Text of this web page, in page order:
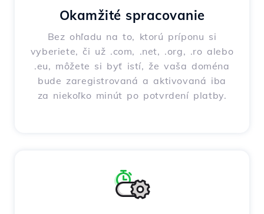
Okamžité spracovanie
Bez ohľadu na to, ktorú príponu si
vyberiete, či už .com, .net, .org, .ro alebo
.eu, môžete si byť istí, že vaša doména
bude zaregistrovaná a aktivovaná iba
za niekoľko minút po potvrdení platby.